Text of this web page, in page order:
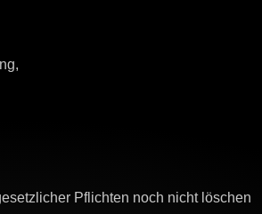
Pflichten noch nicht löschen